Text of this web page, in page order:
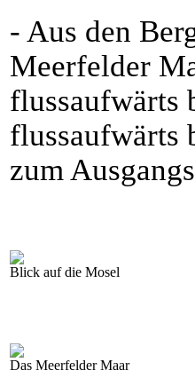
- Aus den
Meerfelder
flussaufwärts
flussaufwärts
zum
Blick auf die Mosel
Das Meerfelder Maar